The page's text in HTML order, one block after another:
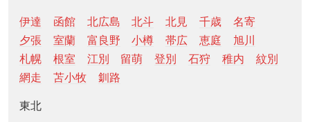
伊達 函館 北広島 北斗 北見 千歳
名寄
夕張
室蘭 富良野 小樽 帯広 恵庭
旭川
札幌
根室 江別 留萌 登別 石狩 稚内
紋別
網走
苫小牧 釧路
東北